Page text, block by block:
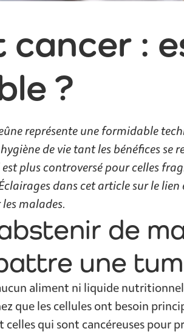
cancer :
?
représente une formidable
de vie tant les bénéfices se
plus controversé pour celles
dans cet article sur le
malades.
de
une
aliment ni liquide
que les cellules ont besoin
qui sont cancéreuses pour